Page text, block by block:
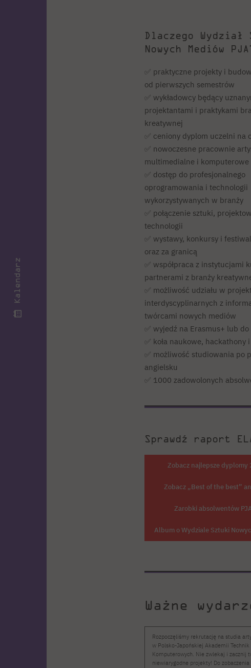
Kalendarz
Dlaczego Wydział
Nowych Mediów
✅ praktyczne projekty i
od pierwszych semestrów
✅ wykładowcy będący
projektantami i praktykami
kreatywnej
✅ ceniony dyplom uczelni na
✅ nowoczesne pracownie
multimedialne i komputerowe
✅ dostęp do profesjonalnego
oprogramowania i technologii
wykorzystywanych w branży
✅ połączenie sztuki,
technologii
✅ wystawy, konkursy i
oraz za granicą
✅ współpraca z instytucjami
partnerami z branży
✅ możliwość udziału w
interdyscyplinarnych z
twórcami nowych mediów
✅ wyjedź na Erasmus+ lub
✅ koła naukowe, hackathony
✅ możliwość studiowania po
angielsku
✅ 1000 zadowolonych
Sprawdź raport
Zobacz najlepsze dyplomy
Zobacz „Best of the best”
Zarobki absolwentów
Album o Wydziale Sztuki
Ważne
Rozpoczęliśmy rekrutację na studia
w Polsko-Japońskiej Akademii Technik
Komputerowych. Nie zwlekaj i zacznij
niewiarygodne projekty! Do